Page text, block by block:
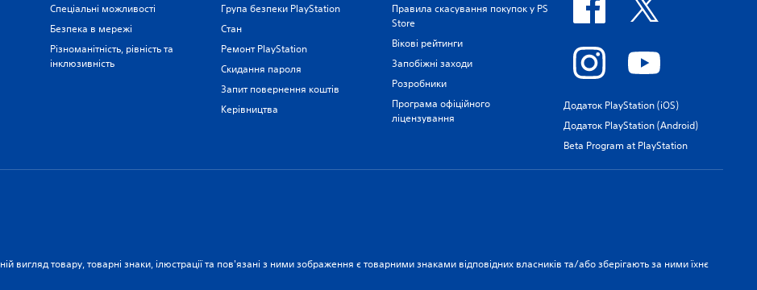
Спеціальні можливості
Безпека в мережі
Різноманітність, рівність та
інклюзивність
Група безпеки PlayStation
Стан
Ремонт PlayStation
Скидання пароля
Запит повернення коштів
Керівництва
Правила скасування покупок у PS
Store
Вікові рейтинги
Запобіжні заходи
Розробники
Програма офіційного
ліцензування
Додаток PlayStation (iOS)
Додаток PlayStation (Android)
Beta Program at PlayStation
вигляд товару, товарні знаки, ілюстрації та пов'язані з ними зображення є товарними знаками відповідних власників та/або зберігають за ними їхнє